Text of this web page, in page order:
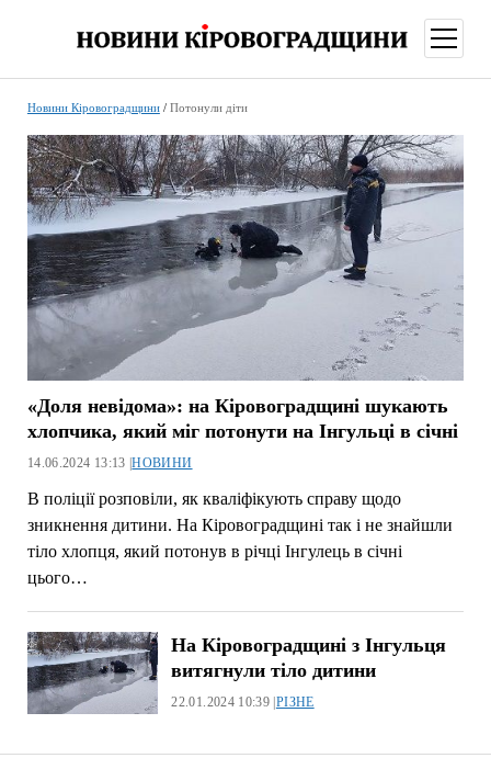
меню
Новини Кіровоградщини/ Потонули діти
«Доля невідома»: на Кіровоградщині шукають
хлопчика, який міг потонути на Інгульці в січні
14.06.2024 13:13 |НОВИНИ
В поліції розповіли, як кваліфікують справу щодо
зникнення дитини. На Кіровоградщині так і не знайшли
тіло хлопця, який потонув в річці Інгулець в січні
цього…
На Кіровоградщині з Інгульця
витягнули тіло дитини
22.01.2024 10:39 | РІЗНЕ